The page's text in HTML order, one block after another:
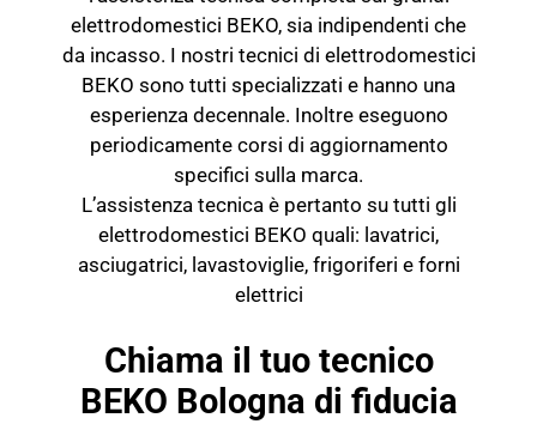
elettrodomestici BEKO, sia indipendenti che
da incasso. I nostri tecnici di elettrodomestici
BEKO sono tutti specializzati e hanno una
esperienza decennale. Inoltre eseguono
periodicamente corsi di aggiornamento
specifici sulla marca.
L’assistenza tecnica è pertanto su tutti gli
elettrodomestici BEKO quali: lavatrici,
asciugatrici, lavastoviglie, frigoriferi e forni
elettrici
Chiama il tuo tecnico
BEKO Bologna di fiducia